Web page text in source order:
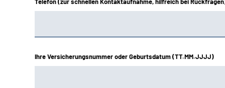
Ihre Versicherungsnummer oder Geburtsdatum (TT.MM.JJJJ)